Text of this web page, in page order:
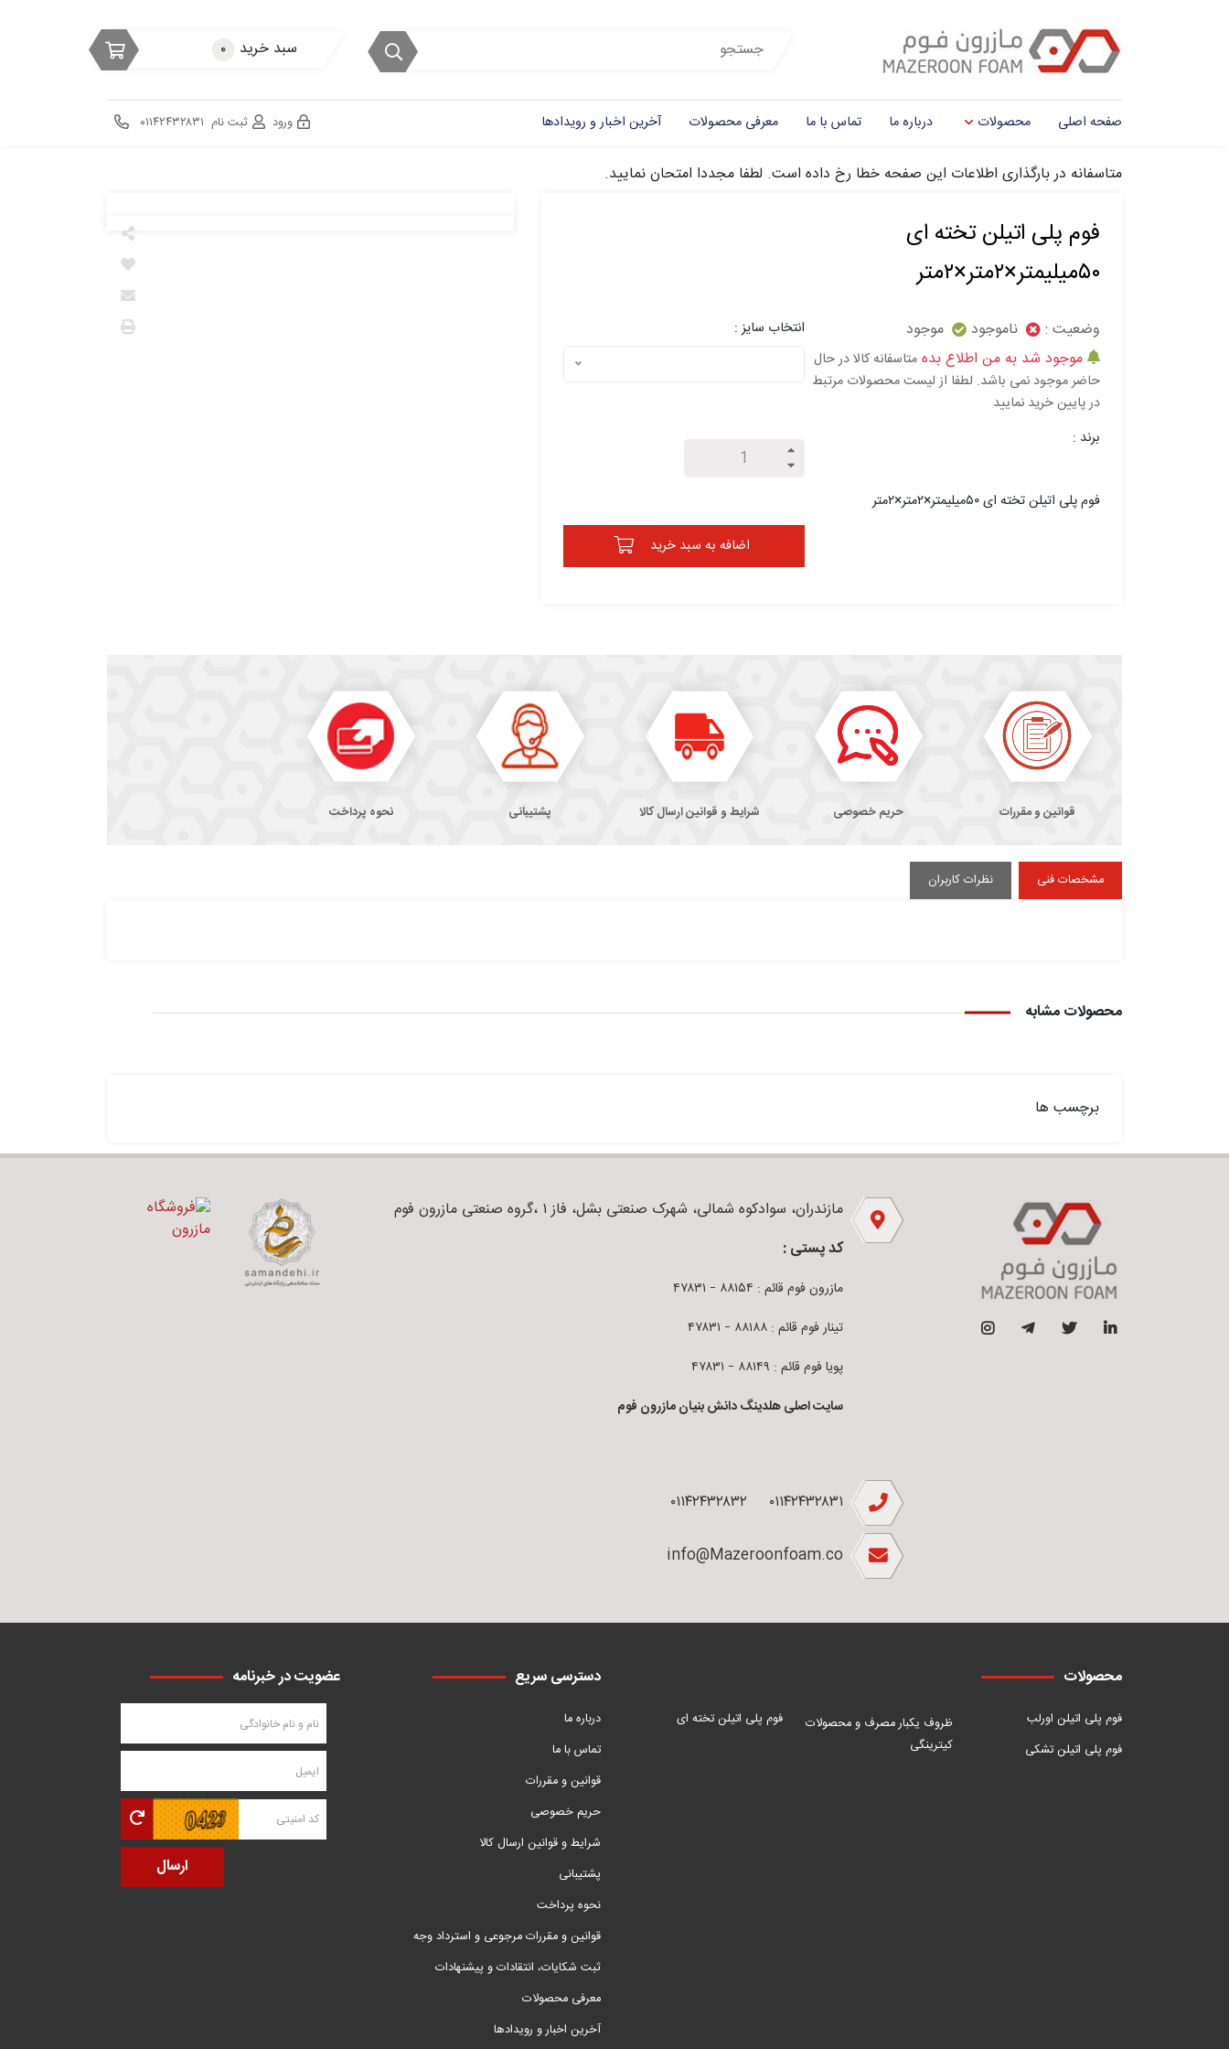
سبد خرید ۰
صفحه اصلی محصولات درباره ما تماس با ما معرفی محصولات آخرین اخبار و رویدادها ورود ثبت نام ۰۱۱۴۲۴۳۲۸۳۱
متاسفانه در بارگذاری اطلاعات این صفحه خطا رخ داده است. لطفا مجددا امتحان نمایید.
فوم پلی اتیلن تخته ای
۵۰میلیمتر×۲متر×۲متر
وضعیت : ناموجود
موجود
موجود شد به من اطلاع بده متاسفانه کالا در حال
حاضر موجود نمی باشد. لطفا از لیست محصولات مرتبط
در پایین خرید نمایید
برند :
فوم پلی اتیلن تخته ای ۵۰میلیمتر×۲متر×۲متر
انتخاب سایز :
اضافه به سبد خرید
قوانین و مقررات حریم خصوصی شرایط و قوانین ارسال کالا پشتیبانی نحوه پرداخت
مشخصات فنی نظرات کاربران
محصولات مشابه
برچسب ها
مازندران، سوادکوه شمالی، شهرک صنعتی بشل، فاز ۱ ،گروه صنعتی مازرون فوم
کد پستی :
مازرون فوم قائم : ۸۸۱۵۴ – ۴۷۸۳۱
تینار فوم قائم : ۸۸۱۸۸ – ۴۷۸۳۱
پویا فوم قائم : ۸۸۱۴۹ – ۴۷۸۳۱
سایت اصلی هلدینگ دانش بنیان مازرون فوم
۰۱۱۴۲۴۳۲۸۳۱ ۰۱۱۴۲۴۳۲۸۳۲
info@Mazeroonfoam.co
محصولات
فوم پلی اتیلن اورلب
فوم پلی اتیلن تشکی
ظروف یکبار مصرف و محصولات
کیترینگی
فوم پلی اتیلن تخته ای
دسترسی سریع
درباره ما
تماس با ما
قوانین و مقررات
حریم خصوصی
شرایط و قوانین ارسال کالا
پشتیبانی
نحوه پرداخت
قوانین و مقررات مرجوعی و استرداد وجه
ثبت شکایات، انتقادات و پیشنهادات
معرفی محصولات
آخرین اخبار و رویدادها
عضویت در خبرنامه